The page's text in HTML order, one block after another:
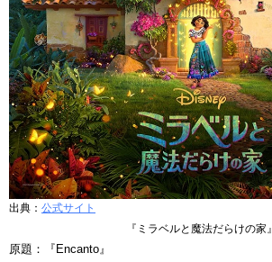
出典： 公式サイト
『ミラベルと魔法だらけの家』
原題：『Encanto』